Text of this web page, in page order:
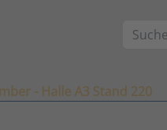
Suchen
- Halle A3 Stand 220